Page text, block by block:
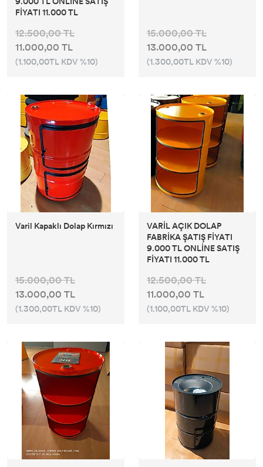
FİYATI 11.000 TL
12.500,00 TL
11.000,00 TL
(1.100,00TL KDV %10)
15.000,00 TL
13.000,00 TL
(1.300,00TL KDV %10)
Varil Kapaklı Dolap Kırmızı
15.000,00 TL
13.000,00 TL
(1.300,00TL KDV %10)
VARİL AÇIK DOLAP
FABRİKA ŞATIŞ FİYATI
9.000 TL ONLİNE SATIŞ
FİYATI 11.000 TL
12.500,00 TL
11.000,00 TL
(1.100,00TL KDV %10)